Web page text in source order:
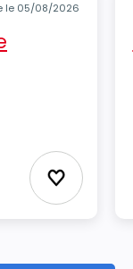
le 05/08/2026
Ajouter